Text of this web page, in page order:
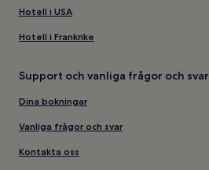
Hotell i USA
Hotell i Frankrike
Support och vanliga frågor och svar
Dina bokningar
Vanliga frågor och svar
Kontakta oss